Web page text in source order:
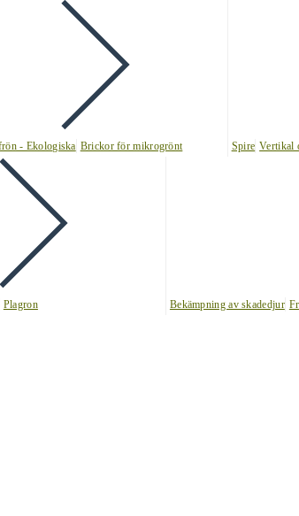
- Ekologiska Brickor för mikrogrönt Spire Vertikal
Plagron Bekämpning av skadedjur